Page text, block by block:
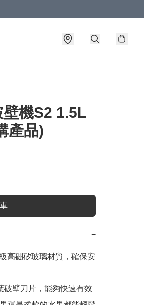
機S2 1.5L
產品)
−
高硼矽玻璃材質，確保安
破壁刀片，能夠快速有效